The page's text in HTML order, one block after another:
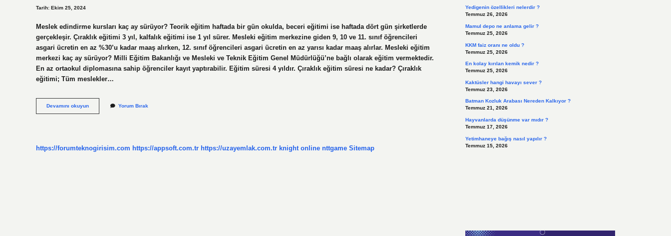
Tarih: Ekim 25, 2024
Meslek edindirme kursları kaç ay sürüyor? Teorik eğitim haftada bir gün okulda, beceri eğitimi ise haftada dört gün şirketlerde
gerçekleşir. Çıraklık eğitimi 3 yıl, kalfalık eğitimi ise 1 yıl sürer. Mesleki eğitim merkezine giden 9, 10 ve 11. sınıf öğrencileri
asgari ücretin en az %30’u kadar maaş alırken, 12. sınıf öğrencileri asgari ücretin en az yarısı kadar maaş alırlar. Mesleki eğitim
merkezi kaç ay sürüyor? Milli Eğitim Bakanlığı ve Mesleki ve Teknik Eğitim Genel Müdürlüğü’ne bağlı olarak eğitim vermektedir.
En az ortaokul diplomasına sahip öğrenciler kayıt yaptırabilir. Eğitim süresi 4 yıldır. Çıraklık eğitim süresi ne kadar? Çıraklık
eğitimi; Tüm meslekler…
Devamını okuyunMesleki
Eğitim
Yorum Bırak
https://forumteknogirisim.com https://appsoft.com.tr https://uzayemlak.com.tr knight online nttgame Sitemap
Yedigenin özellikleri nelerdir ?
Temmuz 26, 2026
Mamul depo ne anlama gelir ?
Temmuz 25, 2026
KKM faiz oranı ne oldu ?
Temmuz 25, 2026
En kolay kırılan kemik nedir ?
Temmuz 25, 2026
Kaktüsler hangi havayı sever ?
Temmuz 23, 2026
Batman Kozluk Arabası Nereden Kalkıyor ?
Temmuz 21, 2026
Hayvanlarda düşünme var mıdır ?
Temmuz 17, 2026
Yetimhaneye bağış nasıl yapılır ?
Temmuz 15, 2026